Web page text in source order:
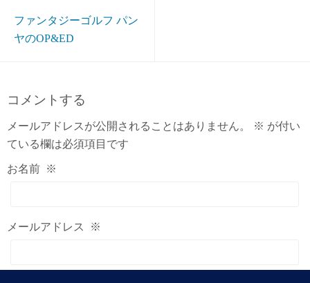
ファンタジーゴルフ パン
ヤのOP&ED
コメントする
メールアドレスが公開されることはありません。 ※ が付い
ている欄は必須項目です
お名前 ※
メールアドレス ※